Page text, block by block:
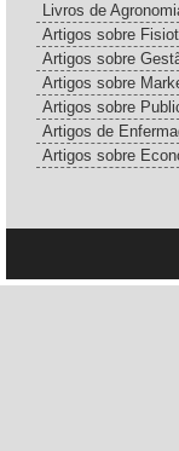
Livros de
Artigos sobre
Artigos sobre
Artigos sobre
Artigos sobre
Artigos de
Artigos sobre